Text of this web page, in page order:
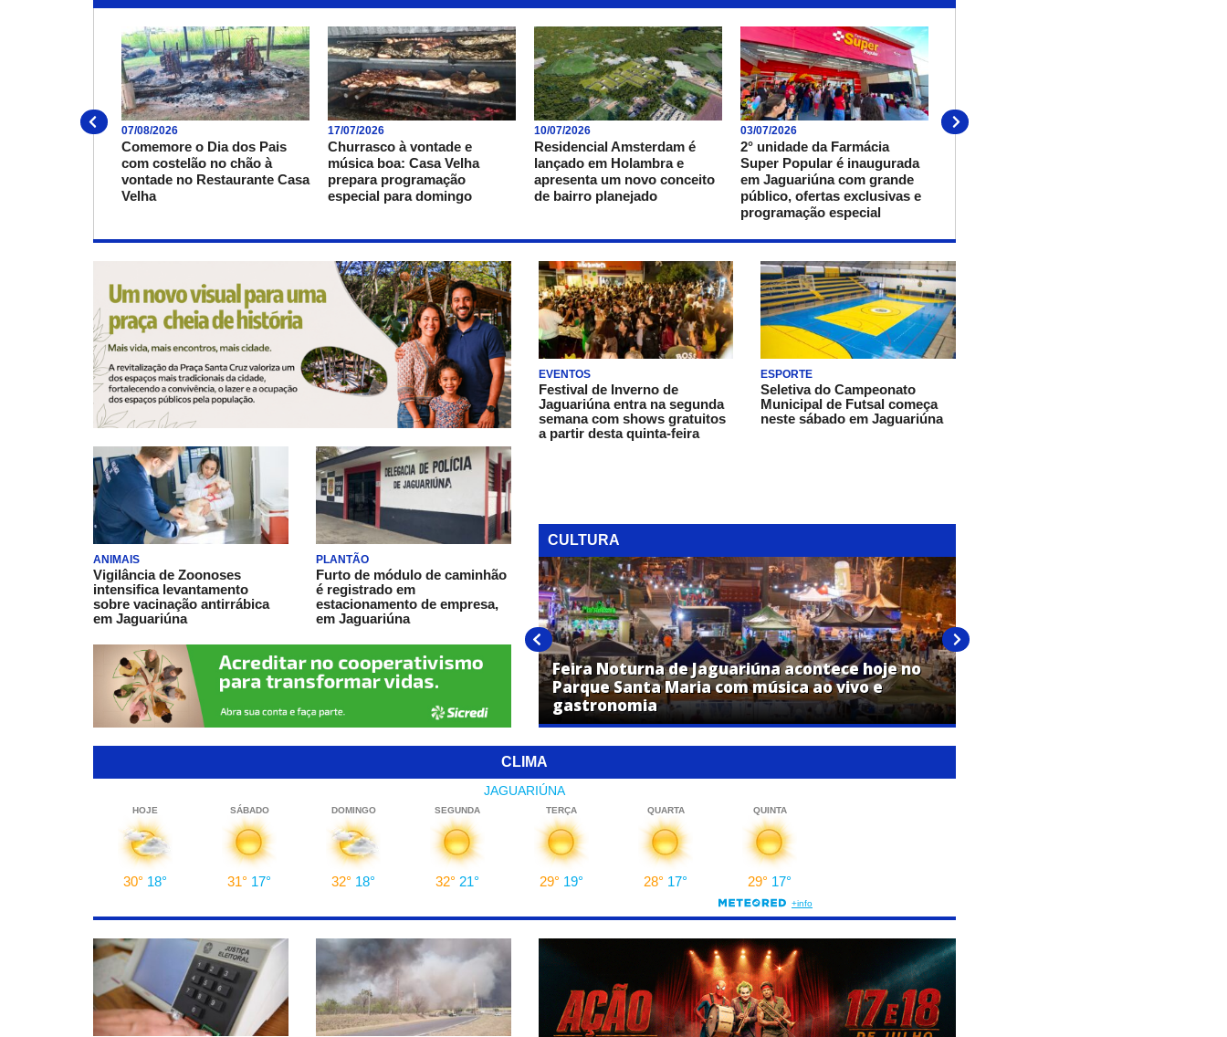
07/08/2026
Comemore o Dia dos Pais
com costelão no chão à
vontade no Restaurante Casa
Velha
17/07/2026
Churrasco à vontade e
música boa: Casa Velha
prepara programação
especial para domingo
10/07/2026
Residencial Amsterdam é
lançado em Holambra e
apresenta um novo conceito
de bairro planejado
03/07/2026
2° unidade da Farmácia
Super Popular é inaugurada
em Jaguariúna com grande
público, ofertas exclusivas e
programação especial
02/07/2026
ANIMAIS
Vigilância de Zoonoses
intensifica levantamento
sobre vacinação antirrábica
em Jaguariúna
PLANTÃO
Furto de módulo de caminhão
é registrado em
estacionamento de empresa,
em Jaguariúna
EVENTOS
Festival de Inverno de
Jaguariúna entra na segunda
semana com shows gratuitos
a partir desta quinta-feira
ESPORTE
Seletiva do Campeonato
Municipal de Futsal começa
neste sábado em Jaguariúna
CULTURA
Prefeitura de Jaguariúna terá programação
especial durante a Brazil Equipo Show 2026
Feira Noturna de Jaguariúna acontece hoje no
Parque Santa Maria com música ao vivo e
gastronomia
CLIMA
JAGUARIÚNA